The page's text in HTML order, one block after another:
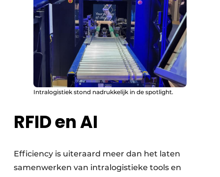
Intralogistiek stond nadrukkelijk in de spotlight.
RFID en AI
Efficiency is uiteraard meer dan het laten
samenwerken van intralogistieke tools en